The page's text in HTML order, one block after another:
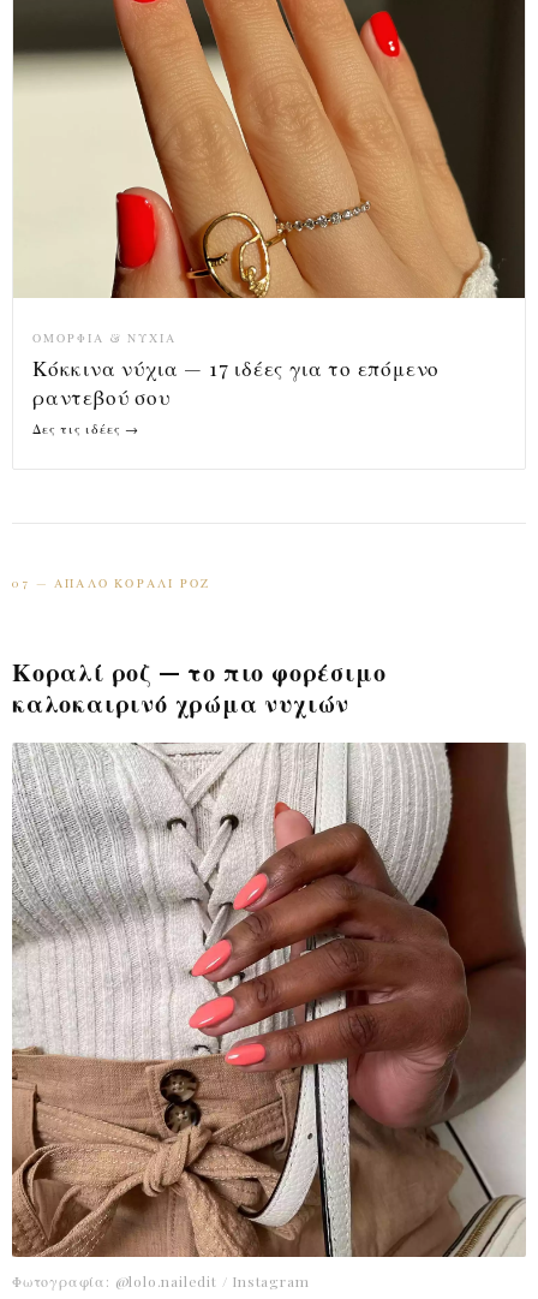
ΟΜΟΡΦΙΆ & ΝΎΧΙΑ
Κόκκινα νύχια — 17 ιδέες για το επόμενο
ραντεβού σου
Δες τις ιδέες →
07 — ΑΠΑΛΌ ΚΟΡΑΛΊ ΡΟΖ
Κοραλί ροζ — το πιο φορέσιμο
καλοκαιρινό χρώμα νυχιών
Φωτογραφία: @lolo.nailedit / Instagram